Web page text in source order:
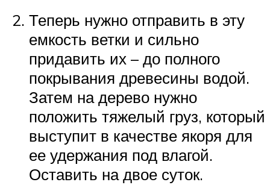
Теперь нужно отправить в эту
емкость ветки и сильно
придавить их – до полного
покрывания древесины водой.
Затем на дерево нужно
положить тяжелый груз, который
выступит в качестве якоря для
ее удержания под влагой.
Оставить на двое суток.